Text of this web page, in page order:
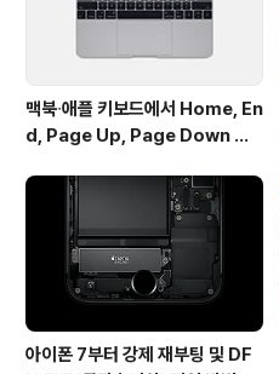
으므로 아이콘을 클릭하지 않고는 ..
맥북∙애플 키보드에서 Home, En
d, Page Up, Page Down 키
아이폰 7부터 강제 재부팅 및 DF